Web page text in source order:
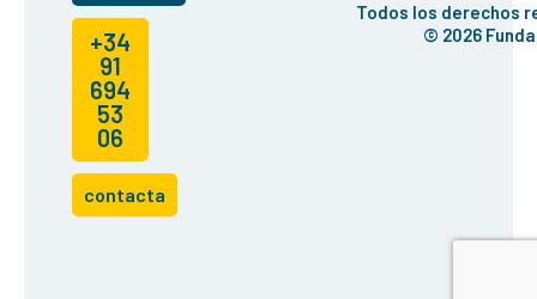
+34
91
694
53
06
contacta
Todos los derechos
© 2026